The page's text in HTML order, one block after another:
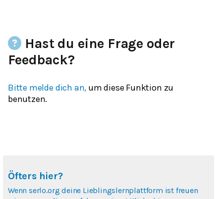
Hast du eine Frage oder
Feedback?
Bitte melde dich an, um diese Funktion zu
benutzen.
Öfters hier?
Wenn serlo.org deine Lieblingslernplattform ist freuen